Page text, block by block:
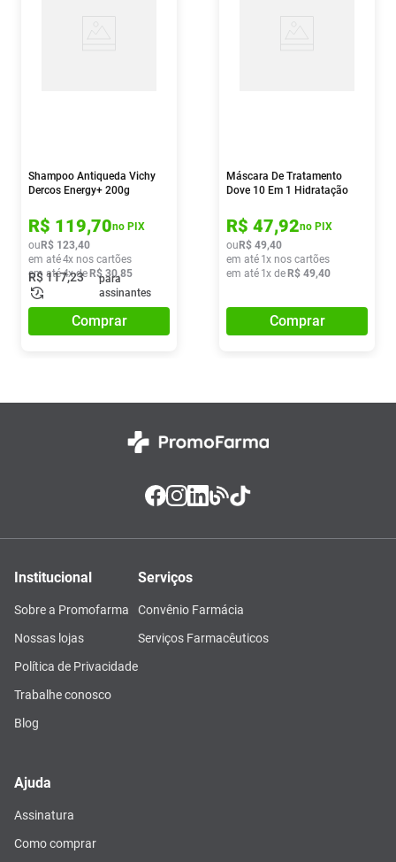
Shampoo Antiqueda Vichy
Dercos Energy+ 200g
R$ 119,70no PIX
ou R$ 123,40
em até4x nos cartões
em até4x de R$ 30,85
R$117,23
para
assinantes
Comprar
Máscara De Tratamento
Dove 10 Em 1 Hidratação
R$ 47,92no PIX
ou R$ 49,40
em até 1x nos cartões
em até 1x de R$ 49,40
Comprar
Institucional
Sobre a Promofarma
Nossas lojas
Política de Privacidade
Trabalhe conosco
Blog
Serviços
Convênio Farmácia
Serviços Farmacêuticos
Ajuda
Assinatura
Como comprar